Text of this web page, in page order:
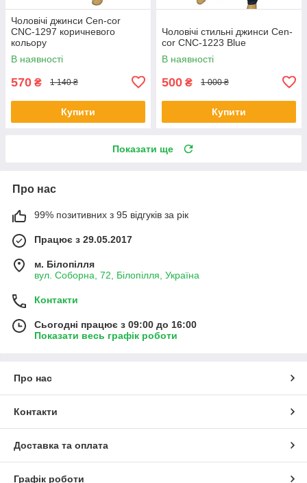
Чоловічі джинси Cen-cor
CNC-1297 коричневого
кольору
В наявності
570 ₴ 1 140 ₴
Купити
Чоловічі стильні джинси Cen-
cor CNC-1223 Blue
В наявності
500 ₴ 1 000 ₴
Купити
Показати ще
Про нас
99% позитивних з 95 відгуків за рік
Працює з 29.05.2017
м. Білопілля
вул. Соборна, 72, Білопілля, Україна
Контакти
Сьогодні працює з 09:00 до 16:00
Показати весь графік роботи
Про нас
Контакти
Доставка та оплата
Графік роботи